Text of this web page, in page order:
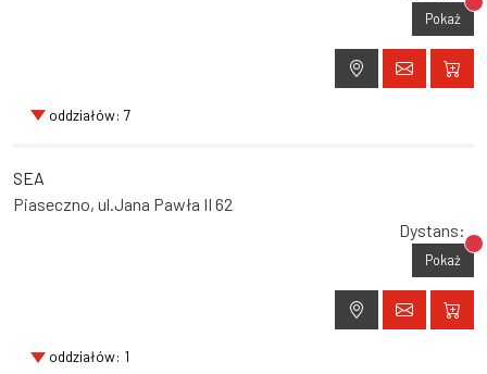
Pokaż
oddziałów: 7
SEA
Piaseczno, ul.Jana Pawła II 62
Dystans:
Pokaż
oddziałów: 1